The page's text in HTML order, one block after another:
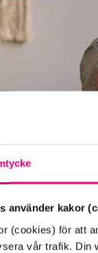
använder kakor
(cookies) för att
vår trafik. Din